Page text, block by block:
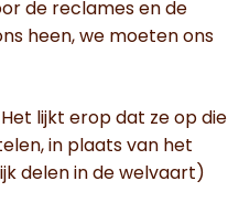
de reclames en de
heen, we moeten ons
lijkt erop dat ze op die
in plaats van het
delen in de welvaart)